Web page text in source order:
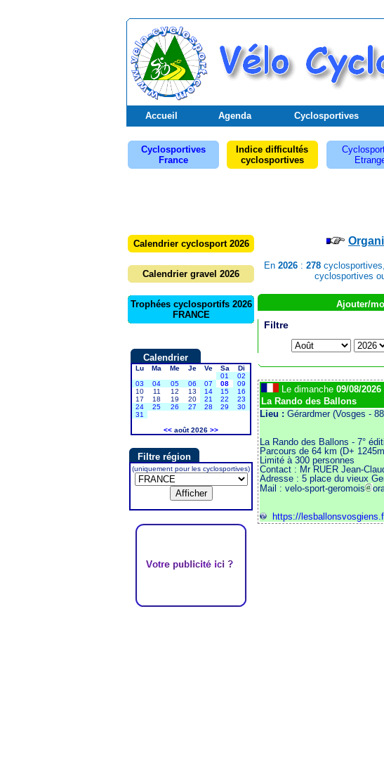
Accueil Agenda Cyclosportives
Cyclosportives
France
Indice difficultés
cyclosportives
Calendrier cyclosport 2026
Calendrier gravel 2026
Trophées cyclosportifs 2026
FRANCE
Calendrier
Lu Ma Me Je Ve Sa
Di
01
02
03
04 05 06 07 08
09
10
11 12 13 14 15
16
17
18 19 20 21 22
23
24
25 26 27 28 29
30
31
<< août 2026 >>
Filtre région
(uniquement pour les cyclosportives)
En 2026: 278cyclosportives,
cyclosportives
Ajouter/
Filtre
Le dimanche 09/08/2026
La Rando des Ballons
Lieu : Gérardmer (Vosges -
La Rando des Ballons - 7°
Parcours de 64 km (D+
Limité à 300 personnes
Contact : Mr RUER Jean-
Adresse : 5 place du vieux
Mail : velo-sport-geromois
https://